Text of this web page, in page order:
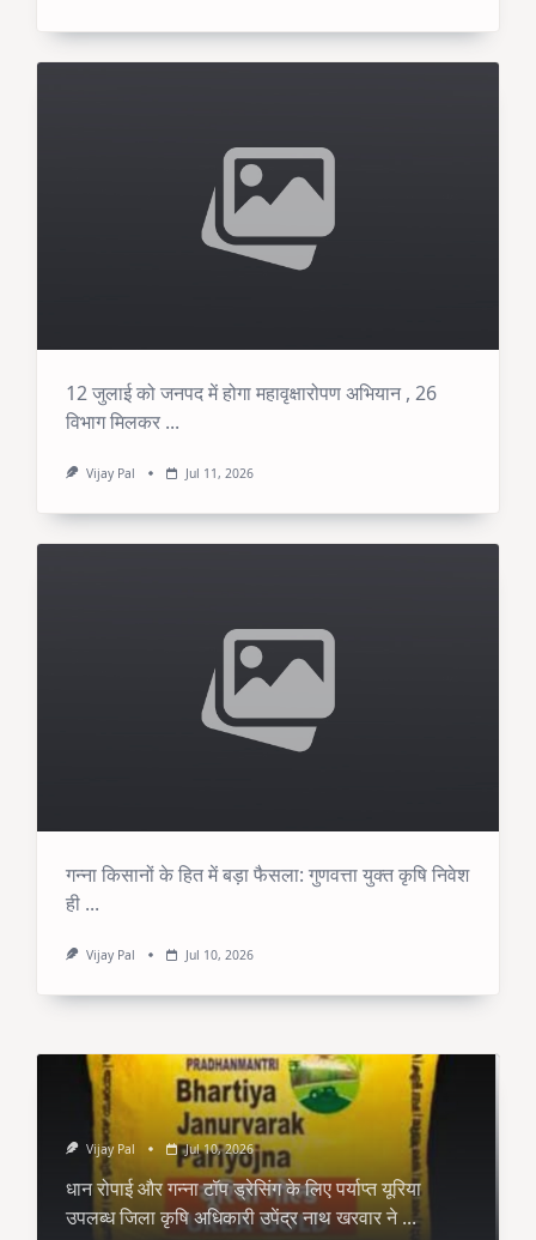
12 जुलाई को जनपद में होगा महावृक्षारोपण अभियान , 26
विभाग मिलकर ...
Vijay Pal Jul 11, 2026
गन्ना किसानों के हित में बड़ा फैसला: गुणवत्ता युक्त कृषि निवेश
ही ...
Vijay Pal Jul 10, 2026
Vijay Pal Jul 10, 2026
धान रोपाई और गन्ना टॉप ड्रेसिंग के लिए पर्याप्त यूरिया
उपलब्ध जिला कृषि अधिकारी उपेंद्र नाथ खरवार ने ...